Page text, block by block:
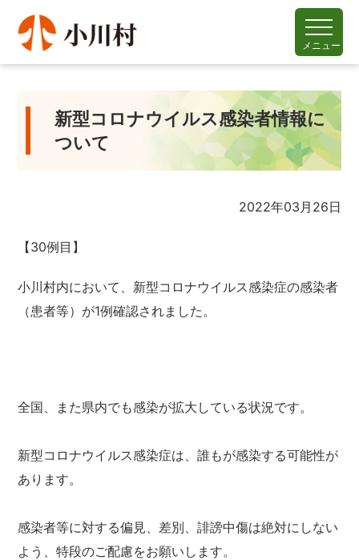
メニュー
新型コロナウイルス感染者情報に
ついて
2022年03月26日
【30例目】
小川村内において、新型コロナウイルス感染症の感染者
（患者等）が1例確認されました。
全国、また県内でも感染が拡大している状況です。
新型コロナウイルス感染症は、誰もが感染する可能性が
あります。
感染者等に対する偏見、差別、誹謗中傷は絶対にしない
よう、特段のご配慮をお願いします。